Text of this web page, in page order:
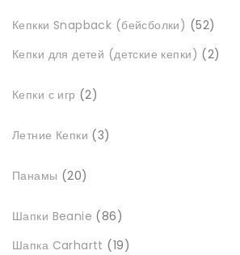
Кепкки Snapback (бейсболки) 52товари
Кепки для детей (детские кепки)
22
Кепки с игр
2товари
Летние Кепки 3товари
Панамы 20товарів
Шапки Beanie 86товарів
Шапка Carhartt
1919